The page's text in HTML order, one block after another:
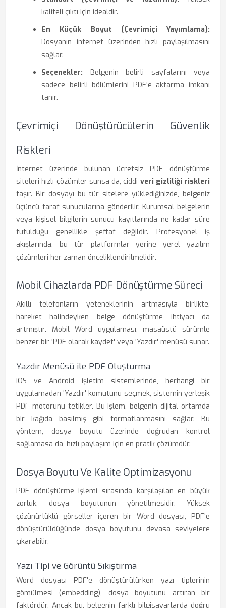
kaliteli çıktı için idealdir.
En Küçük Boyut (Çevrimiçi Yayımlama):
Dosyanın internet üzerinden hızlı paylaşılmasını
sağlar.
Seçenekler: Belgenin belirli sayfalarını veya
sadece belirli bölümlerini PDF'e aktarma imkanı
tanır.
Çevrimiçi Dönüştürücülerin Güvenlik
Riskleri
İnternet üzerinde bulunan ücretsiz PDF dönüştürme
siteleri hızlı çözümler sunsa da, ciddi veri gizliliği riskleri
taşır. Bir dosyayı bu tür sitelere yüklediğinizde, belgeniz
üçüncü taraf sunucularına gönderilir. Kurumsal belgelerin
veya kişisel bilgilerin sunucu kayıtlarında ne kadar süre
tutulduğu genellikle şeffaf değildir. Profesyonel iş
akışlarında, bu tür platformlar yerine yerel yazılım
çözümleri her zaman önceliklendirilmelidir.
Mobil Cihazlarda PDF Dönüştürme Süreci
Akıllı telefonların yeteneklerinin artmasıyla birlikte,
hareket halindeyken belge dönüştürme ihtiyacı da
artmıştır. Mobil Word uygulaması, masaüstü sürümle
benzer bir 'PDF olarak kaydet' veya 'Yazdır' menüsü sunar.
Yazdır Menüsü ile PDF Oluşturma
iOS ve Android işletim sistemlerinde, herhangi bir
uygulamadan 'Yazdır' komutunu seçmek, sistemin yerleşik
PDF motorunu tetikler. Bu işlem, belgenin dijital ortamda
bir kağıda basılmış gibi formatlanmasını sağlar. Bu
yöntem, dosya boyutu üzerinde doğrudan kontrol
sağlamasa da, hızlı paylaşım için en pratik çözümdür.
Dosya Boyutu Ve Kalite Optimizasyonu
PDF dönüştürme işlemi sırasında karşılaşılan en büyük
zorluk, dosya boyutunun yönetilmesidir. Yüksek
çözünürlüklü görseller içeren bir Word dosyası, PDF'e
dönüştürüldüğünde dosya boyutunu devasa seviyelere
çıkarabilir.
Yazı Tipi ve Görüntü Sıkıştırma
Word dosyası PDF'e dönüştürülürken yazı tiplerinin
gömülmesi (embedding), dosya boyutunu artıran bir
faktördür. Ancak bu, belgenin farklı bilgisayarlarda doğru